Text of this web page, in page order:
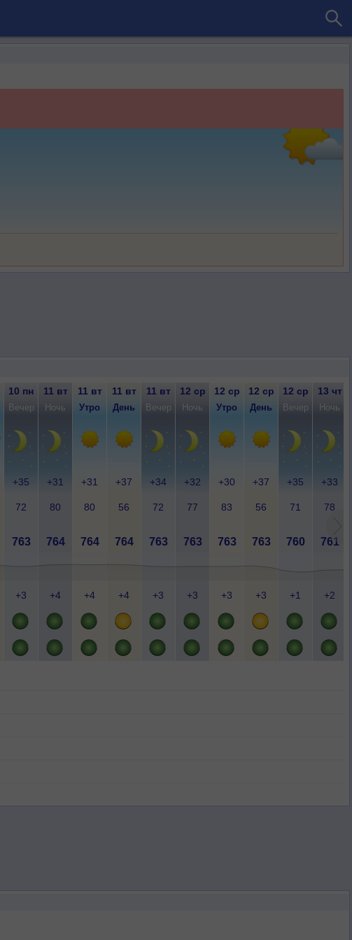
10 пн 11 вт 11 вт 11 вт 11 вт 12 ср 12 ср 12 ср 12 ср 13 чт
Вечер Ночь Утро День Вечер Ночь Утро День Вечер Ночь
+35 +31 +31 +37 +34 +32 +30 +37 +35 +33
72 80 80 56 72 77 83 56 71 78
763 764 764 764 763 763 763 763 760 761
+3 +4 +4 +4 +3 +3 +3 +3 +1 +2